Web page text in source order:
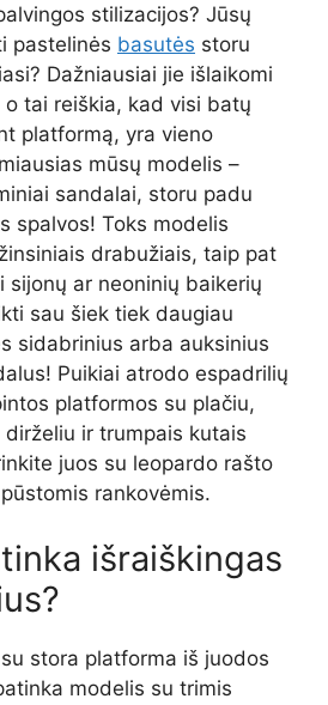
stilizacijos? Jūsų
pastelinės basutės storu
Dažniausiai jie išlaikomi
tai reiškia, kad visi batų
platformą, yra vieno
mūsų modelis –
sandalai, storu padu
spalvos! Toks modelis
drabužiais, taip pat
sijonų ar neoninių baikerių
sau šiek tiek daugiau
sidabrinius arba auksinius
Puikiai atrodo espadrilių
platformos su plačiu,
ir trumpais kutais
juos su leopardo rašto
rankovėmis.
išraiškingas
stora platforma iš juodos
modelis su trimis